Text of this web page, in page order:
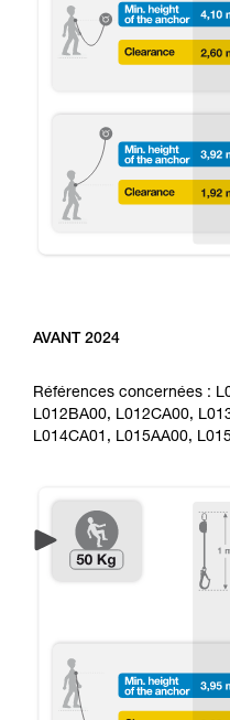
AVANT 2024
Références concernées :
L012BA00, L012CA00,
L014CA01, L015AA00,